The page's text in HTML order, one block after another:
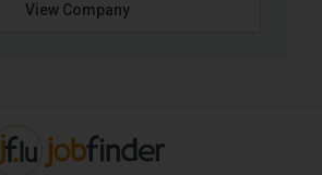
View Company